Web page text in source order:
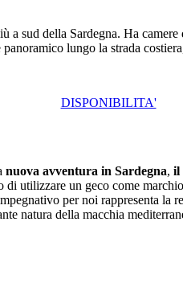
a sud della Sardegna. Ha camere
lungo la strada
DISPONIBILITA'
nuova avventura in Sardegna, il
utilizzare un geco come
per noi rappresenta la
natura della macchia